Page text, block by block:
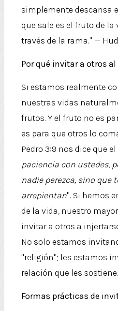
simplemente descansa
que sale es el fruto de la
través de la rama." —
Por qué invitar a otros
Si estamos realmente
nuestras vidas
frutos. Y el fruto no es
es para que otros lo
Pedro 3:9 nos dice que el
paciencia con ustedes,
nadie perezca, sino que
arrepientan". Si hemos
de la vida, nuestro
invitar a otros a
No solo estamos
"religión"; les estamos
relación que les sostiene.
Formas prácticas de